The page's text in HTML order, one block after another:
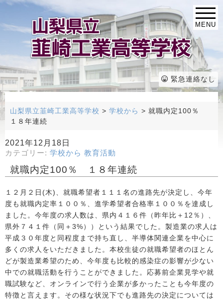
MENU
緊急連絡なし
山梨県立韮崎工業高等学校 > 学校から > 就職内定100％
１８年連続
2021年12月18日
カテゴリー: 学校から 教育活動
就職内定100％ １８年連続
１２月２日(木)、就職希望者１１１名の進路先が決定し、今年
度も就職内定率１００％、進学希望者合格率１００％を達成し
ました。今年度の求人数は、県内４１６件（昨年比＋12％）、
県外７４１件（同＋3%））という結果でした。製造業の求人は
平成３０年度と同程度まで持ち直し、半導体関連企業を中心に
多くの求人をいただきました。本校生徒の就職希望者のほとん
どが製造業希望のため、今年度も比較的感染症の影響が少ない
中での就職活動を行うことができました。応募前企業見学や就
職試験など、オンラインで行う企業が多かったことも今年度の
特徴と言えます。その様な状況下でも進路先の決定については